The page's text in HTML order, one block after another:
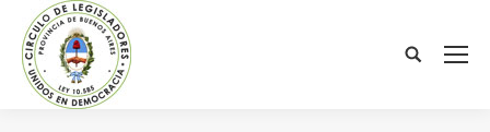
Search: